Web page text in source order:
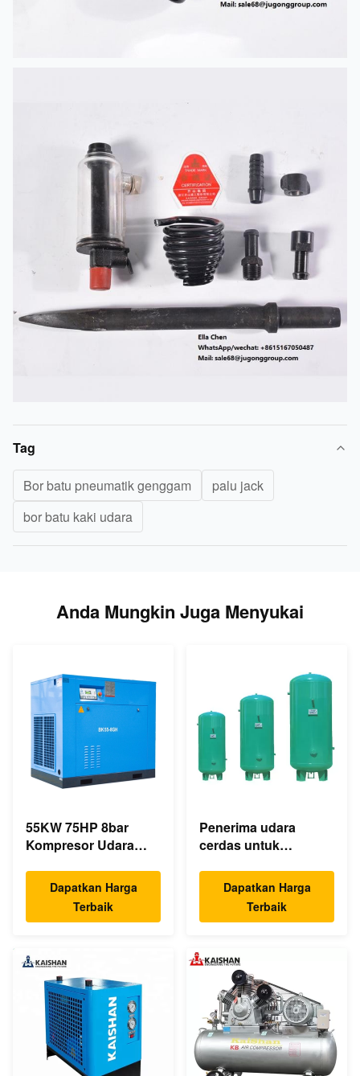
Tag
Bor batu pneumatik genggam
palu jack
bor batu kaki udara
Anda Mungkin Juga Menyukai
55KW 75HP 8bar
Kompresor Udara
350cfm Drive
Langsung Asinkron
Dapatkan Harga
Terbaik
Penerima udara
cerdas untuk
ekspansi Kompresor
Udara 1.0m³
Dapatkan Harga
Terbaik